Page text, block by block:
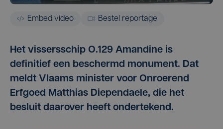
Embed video Bestel reportage
Het vissersschip O.129 Amandine is
definitief een beschermd monument. Dat
meldt Vlaams minister voor Onroerend
Erfgoed Matthias Diependaele, die het
besluit daarover heeft ondertekend.